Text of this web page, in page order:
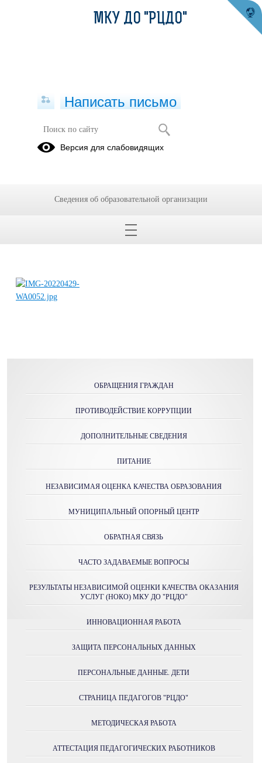
Детский турнир клуба Red Wings
легендами. Для многих детей шахматы являются любимым увлечением.
ОБРАЩЕНИЯ ГРАЖДАН
ПРОТИВОДЕЙСТВИЕ КОРРУПЦИИ
ДОПОЛНИТЕЛЬНЫЕ СВЕДЕНИЯ
ПИТАНИЕ
НЕЗАВИСИМАЯ ОЦЕНКА КАЧЕСТВА ОБРАЗОВАНИЯ
МУНИЦИПАЛЬНЫЙ ОПОРНЫЙ ЦЕНТР
ОБРАТНАЯ СВЯЗЬ
ЧАСТО ЗАДАВАЕМЫЕ ВОПРОСЫ
РЕЗУЛЬТАТЫ НЕЗАВИСИМОЙ ОЦЕНКИ КАЧЕСТВА ОКАЗАНИЯ
УСЛУГ (НОКО) МКУ ДО "РЦДО"
ИННОВАЦИОННАЯ РАБОТА
ЗАЩИТА ПЕРСОНАЛЬНЫХ ДАННЫХ
ПЕРСОНАЛЬНЫЕ ДАННЫЕ. ДЕТИ
СТРАНИЦА ПЕДАГОГОВ "РЦДО"
МЕТОДИЧЕСКАЯ РАБОТА
АТТЕСТАЦИЯ ПЕДАГОГИЧЕСКИХ РАБОТНИКОВ
МКУ ДО "РЦДО"
Написать письмо
Версия для слабовидящих
Сведения об образовательной организации